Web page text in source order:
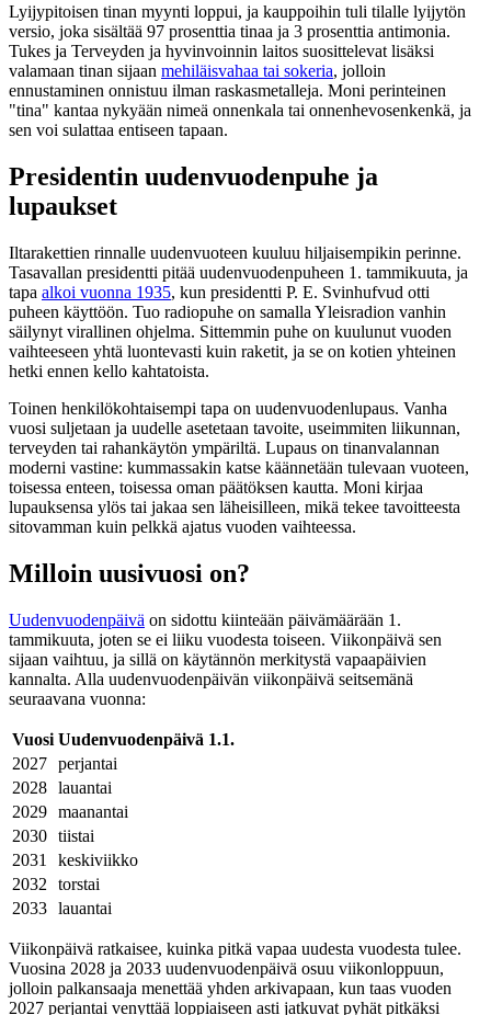
Lyijypitoisen tinan myynti loppui, ja kauppoihin tuli tilalle lyijytön
versio, joka sisältää 97 prosenttia tinaa ja 3 prosenttia antimonia.
Tukes ja Terveyden ja hyvinvoinnin laitos suosittelevat lisäksi
valamaan tinan sijaan mehiläisvahaa tai sokeria, jolloin
ennustaminen onnistuu ilman raskasmetalleja. Moni perinteinen
"tina" kantaa nykyään nimeä onnenkala tai onnenhevosenkenkä, ja
sen voi sulattaa entiseen tapaan.
Presidentin uudenvuodenpuhe ja
lupaukset
Iltarakettien rinnalle uudenvuoteen kuuluu hiljaisempikin perinne.
Tasavallan presidentti pitää uudenvuodenpuheen 1. tammikuuta, ja
tapa alkoi vuonna 1935, kun presidentti P. E. Svinhufvud otti
puheen käyttöön. Tuo radiopuhe on samalla Yleisradion vanhin
säilynyt virallinen ohjelma. Sittemmin puhe on kuulunut vuoden
vaihteeseen yhtä luontevasti kuin raketit, ja se on kotien yhteinen
hetki ennen kello kahtatoista.
Toinen henkilökohtaisempi tapa on uudenvuodenlupaus. Vanha
vuosi suljetaan ja uudelle asetetaan tavoite, useimmiten liikunnan,
terveyden tai rahankäytön ympäriltä. Lupaus on tinanvalannan
moderni vastine: kummassakin katse käännetään tulevaan vuoteen,
toisessa enteen, toisessa oman päätöksen kautta. Moni kirjaa
lupauksensa ylös tai jakaa sen läheisilleen, mikä tekee tavoitteesta
sitovamman kuin pelkkä ajatus vuoden vaihteessa.
Milloin uusivuosi on?
Uudenvuodenpäivä on sidottu kiinteään päivämäärään 1.
tammikuuta, joten se ei liiku vuodesta toiseen. Viikonpäivä sen
sijaan vaihtuu, ja sillä on käytännön merkitystä vapaapäivien
kannalta. Alla uudenvuodenpäivän viikonpäivä seitsemänä
seuraavana vuonna:
Vuosi Uudenvuodenpäivä 1.1.
2027 perjantai
2028 lauantai
2029 maanantai
2030 tiistai
2031
keskiviikko
2032
torstai
2033 lauantai
Viikonpäivä ratkaisee, kuinka pitkä vapaa uudesta vuodesta tulee.
Vuosina 2028 ja 2033 uudenvuodenpäivä osuu viikonloppuun,
jolloin palkansaaja menettää yhden arkivapaan, kun taas vuoden
2027 perjantai venyttää loppiaiseen asti jatkuvat pyhät pitkäksi